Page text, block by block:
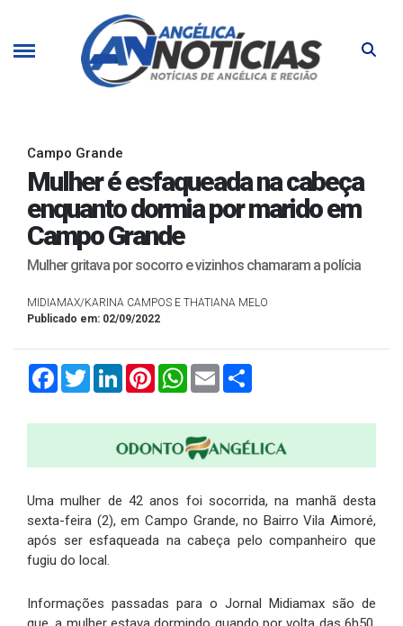
Campo Grande
Mulher é esfaqueada na cabeça
enquanto dormia por marido em
Campo Grande
Mulher gritava por socorro e vizinhos chamaram a polícia
MIDIAMAX/KARINA CAMPOS E THATIANA MELO
Publicado em: 02/09/2022
FacebookTwitterLinkedInPinterestWhatsApp
Email
Uma mulher de 42 anos foi socorrida, na manhã desta
sexta-feira (2), em Campo Grande, no Bairro Vila Aimoré,
após ser esfaqueada na cabeça pelo companheiro que
fugiu do local.
Informações passadas para o Jornal Midiamax são de